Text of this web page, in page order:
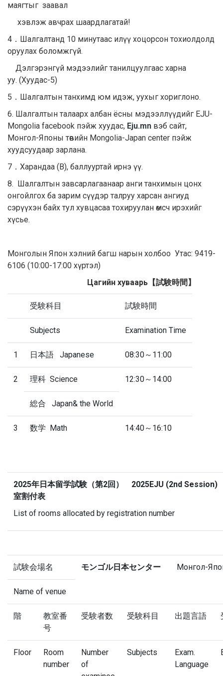
маягтыг заавал
хэвлэж авчрах шаардлагатай!
4．Шалгалтанд 10 минутаас илүү хоцорсон тохиолдолд
оруулах боломжгүй.
Дэлгэрэнгүй мэдээлийг танилцуулгаас харна
уу. (Хуудас-5)
5．Шалгалтын танхимд юм идэж, уухыг хориглоно.
6. Шалгалтын талаарх албан ёсны мэдээллүүдийг EJU-
Mongolia facebook пэйж хуудас, Eju.mn вэб сайт,
Монгол-Японы төвийн Mongolia-Japan center пэйж
хуудсуудаар зарлана.
7．Харандаа (B), баллууртай ирнэ үү.
8. Шалгалтын завсарлагаанаар анги танхимын цонх
онгойлгох ба зарим сүүдэр талруу харсан ангиуд
сэрүүхэн байх тул хувцасаа тохируулан өмсч ирэхийг
хүсье.
Монголын Япон хэлний багш нарын холбоо Утас: 9419-
6106 (10:00-17:00 хүртэл)
Цагийн хуваарь【試験時間】
受験科目 試験時間
Subjects Examination Time
1 日本語 Japanese 08:30～11:00
2 理科 Science 12:30～14:00
総合 Japan& the World
3 数学 Math 14:40～16:10
2025年日本留学試験（第2回） 2025EJU (2nd
室割付表
List of rooms allocated by registration number
試験会場名 モンゴル日本センター Монгол-
Name of venue
階
教室番
号
受験者数 受験科目 出題言語
Floor
Room
number
Number
of
Subjects
Exam.
Language